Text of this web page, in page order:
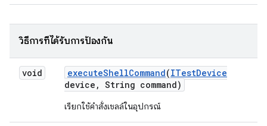
วิธีการที่ได้รับการป้องกัน
void executeShellCommand(ITestDevice
device , String command)
เรียกใช้คำสั่งเชลล์ในอุปกรณ์